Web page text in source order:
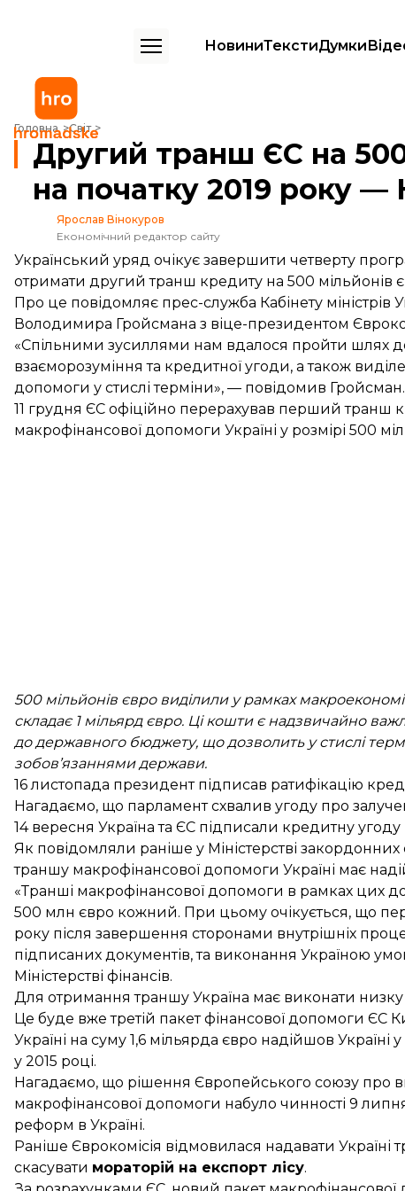
НовиниТекстиДумки
Головна Світ
Другий транш ЄС на 500 млн євро має надійти на початку 2019 року —
Другий транш ЄС на
на початку 2019 року —
Ярослав Вінокуров
Економічний редактор сайту
Український уряд очікує завершити четверту
отримати другий транш кредиту на 500 мільйонів
Про це повідомляє прес-служба Кабінету міністрів
Володимира Гройсмана з віце-президентом
«Спільними зусиллями нам вдалося пройти шлях
взаєморозуміння та кредитної угоди, а також
допомоги у стислі терміни», — повідомив Гройсман.
11 грудня ЄС офіційно перерахував перший транш
макрофінансової допомоги Україні у розмірі 500
500 мільйонів євро виділили у рамках
складає 1 мільярд євро. Ці кошти є надзвичайно
до державного бюджету, що дозволить у стислі
зобов’язаннями держави.
16 листопада президент підписав ратифікацію
Нагадаємо, що парламентсхвалив угоду про
14 вересня Україна та ЄС підписали кредитну угоду
Як повідомляли раніше у Міністерстві
траншу макрофінансової допомоги Україні має
«Транші макрофінансової допомоги в рамках цих
500 млн євро кожний. При цьому очікується, що
року після завершення сторонами внутрішніх
підписаних документів, та виконання Україною
Міністерстві фінансів.
Для отримання траншу Україна має виконати
Це буде вже третій пакет фінансової допомоги
Україні на суму 1,6 мільярда євро надійшов
у 2015 році.
Нагадаємо, що рішення Європейського союзу про
макрофінансової допомоги набуло чинності 9
реформ в Україні.
Раніше Єврокомісія відмовилася надавати Україні
скасувати мораторій на експорт лісу.